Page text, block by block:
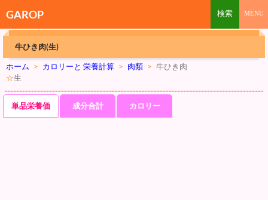
GAROP
牛ひき肉(生)
ホーム > カロリーと 栄養計算 > 肉類 > 牛ひき肉
☆生
単品栄養価 成分合計 カロリー